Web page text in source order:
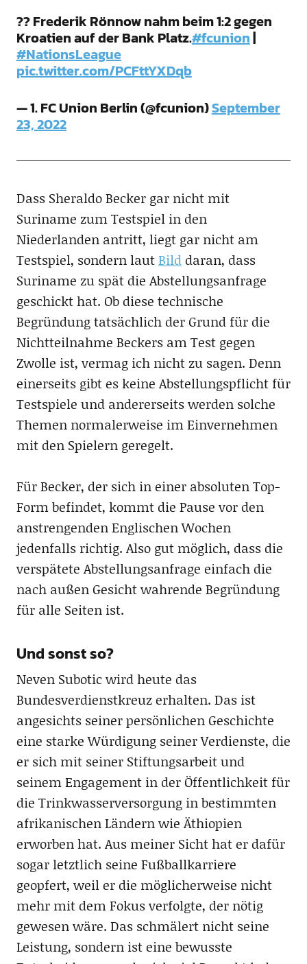
?? Frederik Rönnow nahm beim 1:2 gegen
Kroatien auf der Bank Platz.#fcunion|
#NationsLeague
pic.twitter.com/PCFttYXDqb
— 1. FC Union Berlin (@fcunion)September
23, 2022
Dass Sheraldo Becker gar nicht mit
Suriname zum Testspiel in den
Niederlanden antritt, liegt gar nicht am
Testspiel, sondern lautBilddaran, dass
Suriname zu spät die Abstellungsanfrage
geschickt hat. Ob diese technische
Begründung tatsächlich der Grund für die
Nichtteilnahme Beckers am Test gegen
Zwolle ist, vermag ich nicht zu sagen. Denn
einerseits gibt es keine Abstellungspflicht für
Testspiele und andererseits werden solche
Themen normalerweise im Einvernehmen
mit den Spielern geregelt.
Für Becker, der sich in einer absoluten Top-
Form befindet, kommt die Pause vor den
anstrengenden Englischen Wochen
jedenfalls richtig. Also gut möglich, dass die
verspätete Abstellungsanfrage einfach die
nach außen Gesicht wahrende Begründung
für alle Seiten ist.
Und sonst so?
Neven Subotic wird heute das
Bundesverdienstkreuz erhalten. Das ist
angesichts seiner persönlichen Geschichte
eine starke Würdigung seiner Verdienste, die
er sich mit seiner Stiftungsarbeit und
seinem Engagement in der Öffentlichkeit für
die Trinkwasserversorgung in bestimmten
afrikanischen Ländern wie Äthiopien
erworben hat. Aus meiner Sicht hat er dafür
sogar letztlich seine Fußballkarriere
geopfert, weil er die möglicherweise nicht
mehr mit dem Fokus verfolgte, der nötig
gewesen wäre. Das schmälert nicht seine
Leistung, sondern ist eine bewusste